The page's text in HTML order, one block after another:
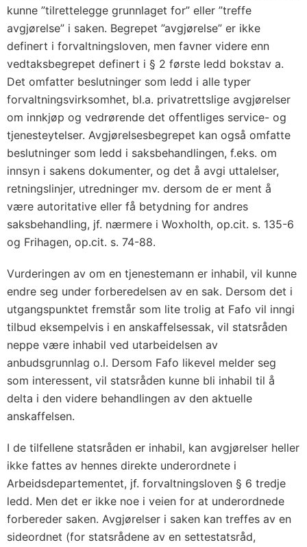
kunne ”tilrettelegge grunnlaget for” eller ”treffe
avgjørelse” i saken. Begrepet ”avgjørelse” er ikke
definert i forvaltningsloven, men favner videre enn
vedtaksbegrepet definert i § 2 første ledd bokstav a.
Det omfatter beslutninger som ledd i alle typer
forvaltningsvirksomhet, bl.a. privatrettslige avgjørelser
om innkjøp og vedrørende det offentliges service- og
tjenesteytelser. Avgjørelsesbegrepet kan også omfatte
beslutninger som ledd i saksbehandlingen, f.eks. om
innsyn i sakens dokumenter, og det å avgi uttalelser,
retningslinjer, utredninger mv. dersom de er ment å
være autoritative eller få betydning for andres
saksbehandling, jf. nærmere i Woxholth, op.cit. s. 135-6
og Frihagen, op.cit. s. 74-88.
Vurderingen av om en tjenestemann er inhabil, vil kunne
endre seg under forberedelsen av en sak. Dersom det i
utgangspunktet fremstår som lite trolig at Fafo vil inngi
tilbud eksempelvis i en anskaffelsessak, vil statsråden
neppe være inhabil ved utarbeidelsen av
anbudsgrunnlag o.l. Dersom Fafo likevel melder seg
som interessent, vil statsråden kunne bli inhabil til å
delta i den videre behandlingen av den aktuelle
anskaffelsen.
I de tilfellene statsråden er inhabil, kan avgjørelser heller
ikke fattes av hennes direkte underordnete i
Arbeidsdepartementet, jf. forvaltningsloven § 6 tredje
ledd. Men det er ikke noe i veien for at underordnede
forbereder saken. Avgjørelser i saken kan treffes av en
sideordnet (for statsrådene av en settestatsråd,